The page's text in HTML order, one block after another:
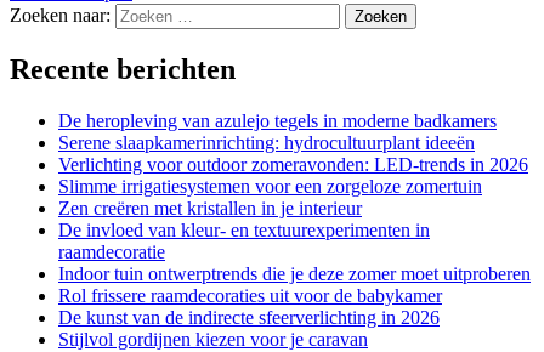
Zoeken naar:
Recente berichten
De heropleving van azulejo tegels in moderne badkamers
Serene slaapkamerinrichting: hydrocultuurplant ideeën
Verlichting voor outdoor zomeravonden: LED-trends in 2026
Slimme irrigatiesystemen voor een zorgeloze zomertuin
Zen creëren met kristallen in je interieur
De invloed van kleur- en textuurexperimenten in
raamdecoratie
Indoor tuin ontwerptrends die je deze zomer moet uitproberen
Rol frissere raamdecoraties uit voor de babykamer
De kunst van de indirecte sfeerverlichting in 2026
Stijlvol gordijnen kiezen voor je caravan